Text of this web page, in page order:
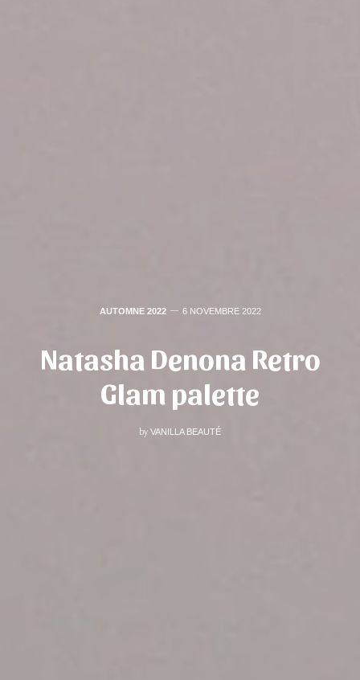
AUTOMNE 2022 6 NOVEMBRE 2022
Natasha Denona Retro
Glam palette
by VANILLA BEAUTÉ